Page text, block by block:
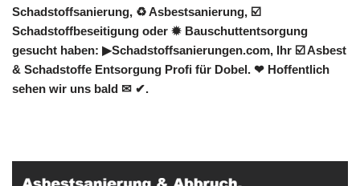
Schadstoffsanierung, ♻ Asbestsanierung, ☑️
Schadstoffbeseitigung oder ✹ Bauschuttentsorgung
gesucht haben: ▶︎Schadstoffsanierungen.com, Ihr ☑️ Asbest
& Schadstoffe Entsorgung Profi für Dobel. ❤ Hoffentlich
sehen wir uns bald ✉ ✔.